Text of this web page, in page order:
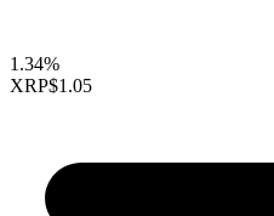
1.34%
XRP$1.05